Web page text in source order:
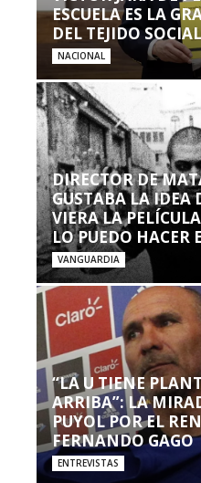
ESCUELA ES LA
DEL TEJIDO
NACIONAL
DIRECTOR DE
GUSTABA LA IDEA
VIERA LA
LO PUEDO HACER
VANGUARDIA
“LA U TIENE
ARRIBA”: LA
PUYOL POR EL
FERNANDO GAGO
ENTREVISTAS